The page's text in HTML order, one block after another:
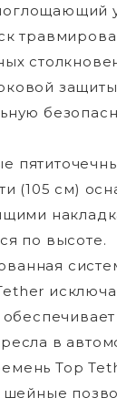
(105 см)
по высоте.
в
Top
шейные